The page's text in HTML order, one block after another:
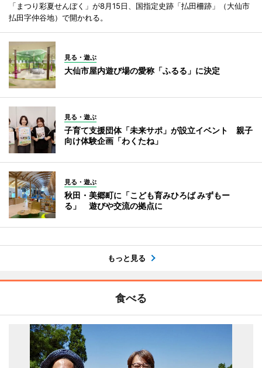
「まつり彩夏せんぼく」が8月15日、国指定史跡「払田柵跡」（大仙市
払田字仲谷地）で開かれる。
見る・遊ぶ
大仙市屋内遊び場の愛称「ふるる」に決定
見る・遊ぶ
子育て支援団体「未来サポ」が設立イベント 親子
向け体験企画「わくたね」
見る・遊ぶ
秋田・美郷町に「こども育みひろば みずもー
る」 遊びや交流の拠点に
もっと見る
食べる